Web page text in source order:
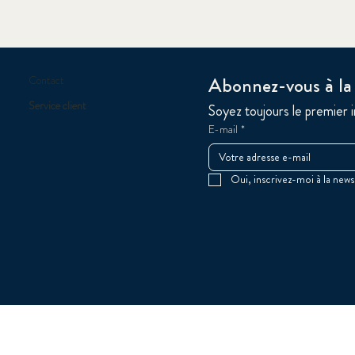
Abonnez-vous à
Soyez toujours le
E-mail *
Oui, inscrivez-moi à la
Contact
Service client